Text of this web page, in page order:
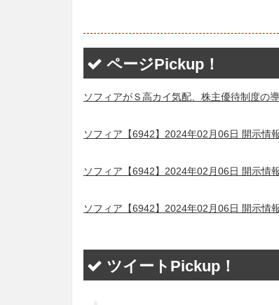
ページPickup！
ソフィアがＳ高カイ気配、株主優待制度の
ソフィア【6942】2024年02月06日 開示情
ソフィア【6942】2024年02月06日 開示情
ソフィア【6942】2024年02月06日 開示情
ツイートPickup！